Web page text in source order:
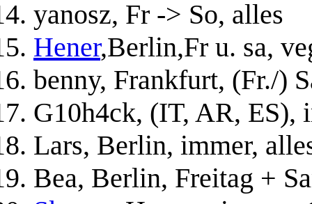
yanosz, Fr -> So, alles
Hener,Berlin,Fr u. sa,
benny, Frankfurt, (Fr./)
G10h4ck, (IT, AR, ES),
Lars, Berlin, immer,
Bea, Berlin, Freitag +